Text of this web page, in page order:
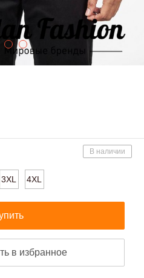
В наличии
3XL 4XL
в избранное